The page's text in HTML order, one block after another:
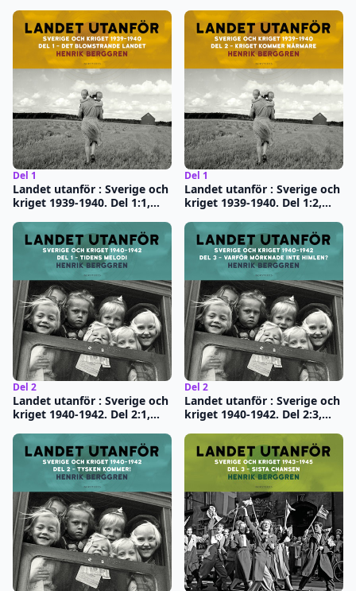
Del 1
Landet utanför : Sverige och
kriget 1939-1940. Del 1:1,
Del 1
Landet utanför : Sverige och
kriget 1939-1940. Del 1:2,
Del 2
Landet utanför : Sverige och
kriget 1940-1942. Del 2:1,
Del 2
Landet utanför : Sverige och
kriget 1940-1942. Del 2:3,
himlen?